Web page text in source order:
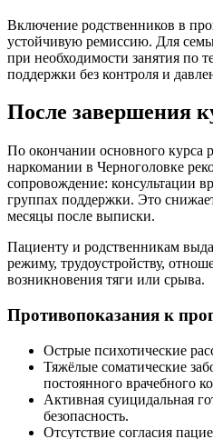
Включение родственников в
устойчивую ремиссию. Для
при необходимости занятия по
поддержки без контроля и
После завершения
По окончании основного курса
наркомании в Черноголовке
сопровождение: консультации
группах поддержки. Это
месяцы после выписки.
Пациенту и родственникам
режиму, трудоустройству,
возникновения тяги или срыва.
Противопоказания к
Острые психотические
Тяжёлые соматические
постоянного врачебного
Активная суицидальная
безопасность.
Отсутствие согласия